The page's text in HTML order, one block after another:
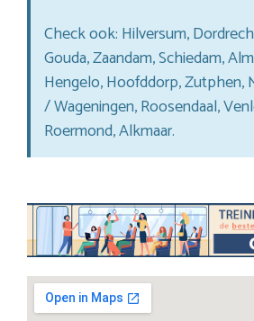
Check ook: Hilversum,
Gouda, Zaandam, Schiedam,
Hengelo, Hoofddorp, Zutphen,
/ Wageningen, Roosendaal,
Roermond, Alkmaar.